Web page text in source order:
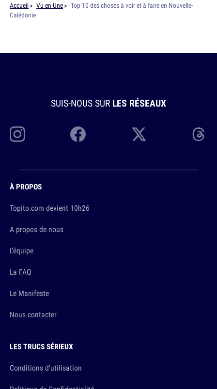
Accueil Vu en Une
Top 10 des choses à voir et à faire en Nouvelle-
Calédonie
SUIS-NOUS SUR LES RÉSEAUX
À PROPOS
Topito.com devient 10h26
A propos de nous
L'équipe
La FAQ
Le Manifeste
Nous contacter
LES TRUCS SÉRIEUX
Conditions d'utilisation